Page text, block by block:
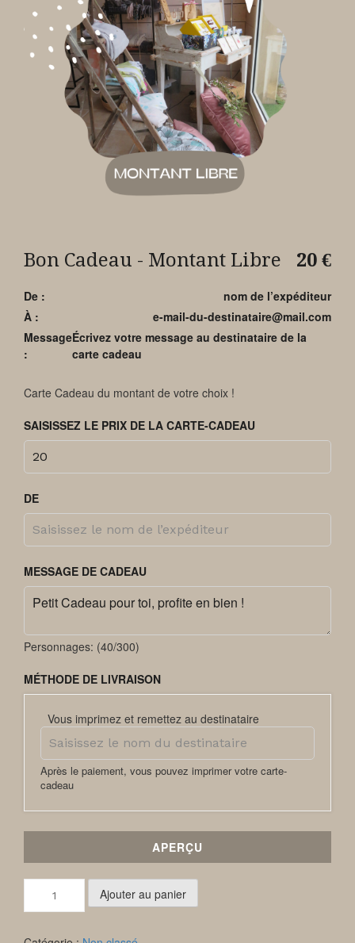
Bon Cadeau - Montant Libre 20 €
De :
nom de l’expéditeur
À :
e-mail-du-destinataire@mail.com
Message
:
Écrivez votre message au destinataire de la
carte cadeau
Carte Cadeau du montant de votre choix !
SAISISSEZ LE PRIX DE LA CARTE-CADEAU
DE
MESSAGE DE CADEAU
Personnages: (40/300)
MÉTHODE DE LIVRAISON
Vous imprimez et remettez au destinataire
Après le paiement, vous pouvez imprimer votre carte-
cadeau
APERÇU
Bon
Ajouter au panier